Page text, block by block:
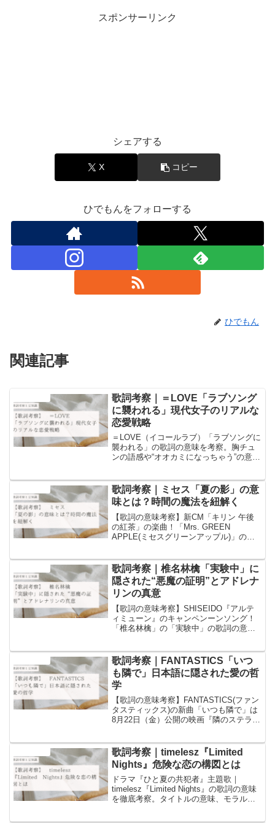
スポンサーリンク
シェアする
X コピー
ひでもんをフォローする
ひでもん
関連記事
歌詞考察｜＝LOVE「ラブソング
に襲われる」現代女子のリアルな
恋愛戦略
＝LOVE（イコールラブ）「ラブソングに
襲われる」の歌詞の意味を考察。胸チュ
ンの語感や“オオカミになっちゃう”の意味
歌詞考察｜ミセス「夏の影」の意
味とは？時間の魔法を紐解く
【歌詞の意味考察】新CM「キリン 午後
の紅茶」の楽曲！「Mrs. GREEN
APPLE(ミセスグリーンアップル)」の
識を書いています！
歌詞考察｜椎名林檎「実験中」に
隠された“悪魔の証明”とアドレナ
リンの真意
【歌詞の意味考察】SHISEIDO『アルテ
ィミューン』のキャンペンーンソング！
「椎名林檎」の「実験中」の歌詞の意味
歌詞考察｜FANTASTICS「いつ
も隣で」日本語に隠された愛の哲
学
【歌詞の意味考察】FANTASTICS(ファン
タスティックス)の新曲「いつも隣で」は
8月22日（金）公開の映画『隣のステラ』
まれるワードについての豆知識を書いて
います！
歌詞考察｜timelesz『Limited
Nights』危険な恋の構図とは
ドラマ『ひと夏の共犯者』主題歌｜
timelesz『Limited Nights』の歌詞の意味
を徹底考察。タイトルの意味、モラルを